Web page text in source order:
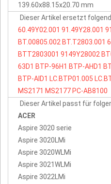
139.60x88.15x20.70 mm
Dieser Artikel ersetzt
60.49Y02.001 91.49Y28.001
BT.00805.002 BT.T2803.001
BTT2803001 9149Y28002
63D1 BTP-96H1 BTP-AHD1
BTP-AID1 LC.BTP01.005
MS2171 MS2177 PC-AB8100
Dieser Artikel passt für
ACER
Aspire 3020 serie
Aspire 3020LMi
Aspire 3020WLMi
Aspire 3021WLMi
Aspire 3022LMi